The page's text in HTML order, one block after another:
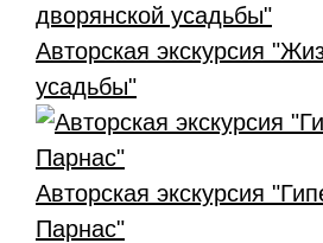
Авторская экскурсия
усадьбы"
Авторская экскурсия
Парнас"